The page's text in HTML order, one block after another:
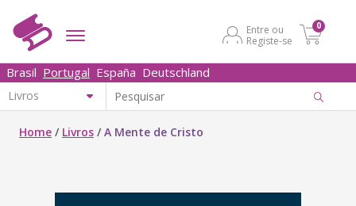
Entre ou
Registe-se
0
Brasil Portugal España Deutschland
Home / Livros /A Mente de Cristo